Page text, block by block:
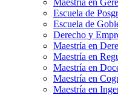
Maestría en
Escuela de
Escuela de
Derecho y
Maestría en
Maestría en
Maestría en
Maestría en
Maestría en